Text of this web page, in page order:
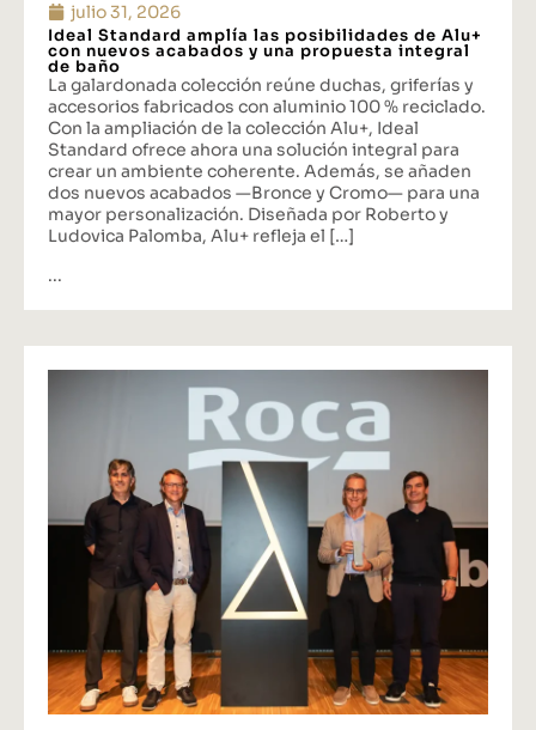
julio 31, 2026
Ideal Standard amplía las posibilidades de Alu+
con nuevos acabados y una propuesta integral
de baño
La galardonada colección reúne duchas, griferías y
accesorios fabricados con aluminio 100 % reciclado.
Con la ampliación de la colección Alu+, Ideal
Standard ofrece ahora una solución integral para
crear un ambiente coherente. Además, se añaden
dos nuevos acabados —Bronce y Cromo— para una
mayor personalización. Diseñada por Roberto y
Ludovica Palomba, Alu+ refleja el […]
...